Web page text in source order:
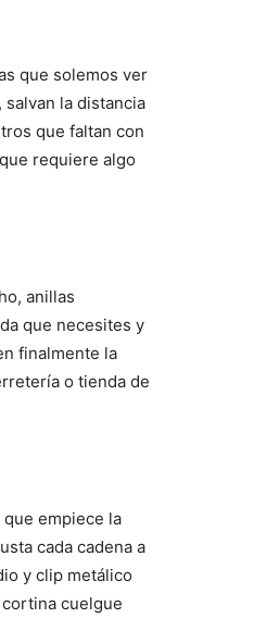
que solemos ver
la distancia
que faltan con
requiere algo
anillas
que necesites y
finalmente la
o tienda de
empiece la
cada cadena a
y clip metálico
cuelgue